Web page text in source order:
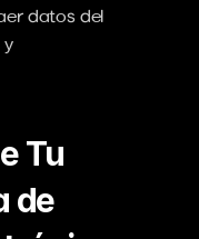
datos del
Tu
de